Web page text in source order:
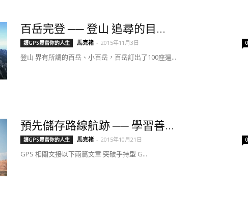
百岳完登 ── 登山 追尋的目...
讓GPS豐富你的人生 馬克褚 - 2015年11月3日 0
登山 界有所謂的百岳、小百岳，百岳訂出了100座遍...
預先儲存路線航跡 ── 學習善...
讓GPS豐富你的人生 馬克褚 - 2015年10月21日 0
GPS 相關文接以下兩篇文章 突破手持型 G...